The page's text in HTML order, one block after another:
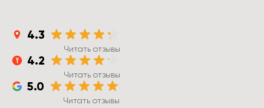
4.3
Читать отзывы
4.2
Читать отзывы
5.0
Читать отзывы